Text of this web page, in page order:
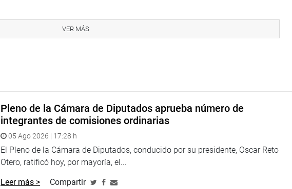
nuestra página web y redes sociales.
VER MÁS
Pleno de la Cámara de Diputados aprueba número de
integrantes de comisiones ordinarias
05 Ago 2026 | 17:28 h
El Pleno de la Cámara de Diputados, conducido por su presidente, Oscar Reto
Otero, ratificó hoy, por mayoría, el...
Leer más > Compartir